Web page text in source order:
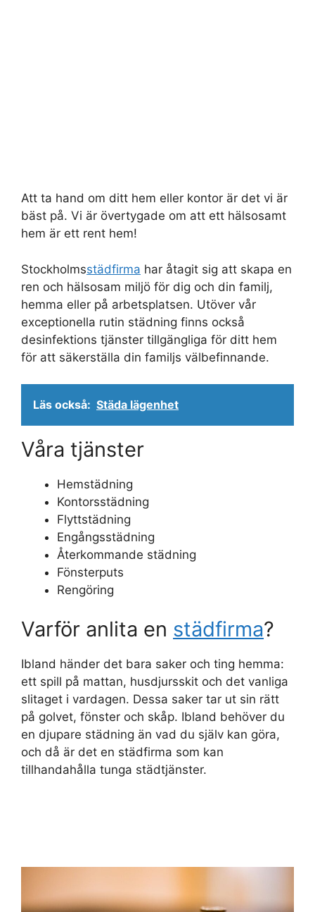
Att ta hand om ditt hem eller kontor är det vi är
bäst på. Vi är övertygade om att ett hälsosamt
hem är ett rent hem!
Stockholmsstädfirma har åtagit sig att skapa en
ren och hälsosam miljö för dig och din familj,
hemma eller på arbetsplatsen. Utöver vår
exceptionella rutin städning finns också
desinfektions tjänster tillgängliga för ditt hem
för att säkerställa din familjs välbefinnande.
Läs också: Städa lägenhet
Våra tjänster
Hemstädning
Kontorsstädning
Flyttstädning
Engångsstädning
Återkommande städning
Fönsterputs
Rengöring
Varför anlita en städfirma?
Ibland händer det bara saker och ting hemma:
ett spill på mattan, husdjursskit och det vanliga
slitaget i vardagen. Dessa saker tar ut sin rätt
på golvet, fönster och skåp. Ibland behöver du
en djupare städning än vad du själv kan göra,
och då är det en städfirma som kan
tillhandahålla tunga städtjänster.